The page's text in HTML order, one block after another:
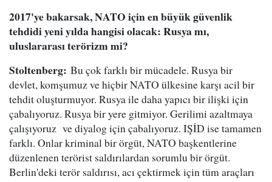
2017'ye bakarsak, NATO için en büyük güvenlik
tehdidi yeni yılda hangisi olacak: Rusya mı,
uluslararası terörizm mi?
Stoltenberg: Bu çok farklı bir mücadele. Rusya bir
devlet, komşumuz ve hiçbir NATO ülkesine karşı acil bir
tehdit oluşturmuyor. Rusya ile daha yapıcı bir ilişki için
çabalıyoruz. Rusya bir yere gitmiyor. Gerilimi azaltmaya
çalışıyoruz ve diyalog için çabalıyoruz. IŞİD ise tamamen
farklı. Onlar kriminal bir örgüt, NATO başkentlerine
düzenlenen terörist saldırılardan sorumlu bir örgüt.
Berlin'deki terör saldırısı, acı çektirmek için tüm araçları